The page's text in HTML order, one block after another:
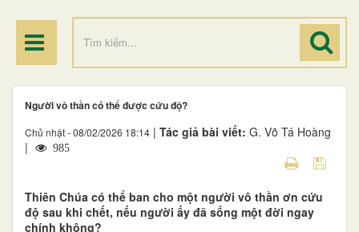
Người vô thần có thể được cứu độ?
Chủ nhật - 08/02/2026 18:14 | Tác giả bài viết: G. Võ Tá Hoàng
|
985
Thiên Chúa có thể ban cho một người vô thần ơn cứu
độ sau khi chết, nếu người ấy đã sống một đời ngay
chính không?